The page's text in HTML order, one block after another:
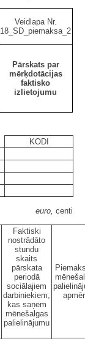
Veidlapa Nr.
18_SD_piemaksa_2
Pārskats par
mērķdotācijas
faktisko
izlietojumu
KODI
euro, centi
Faktiski
nostrādāto
stundu
skaits
pārskata
periodā
sociālajiem
darbiniekiem,
kas saņem
mēnešalgas
palielinājumu